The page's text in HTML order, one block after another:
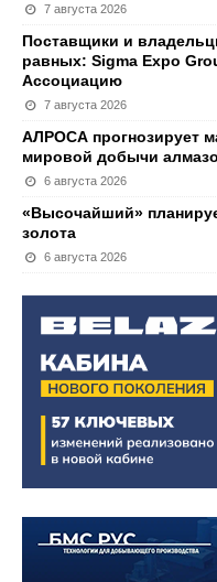
7 августа 2026
Поставщики и
равных: Sigma Expo
Ассоциацию
7 августа 2026
АЛРОСА прогнозирует
мировой добычи
6 августа 2026
«Высочайший»
золота
6 августа 2026